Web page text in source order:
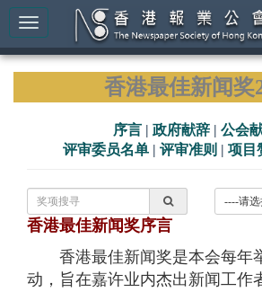
香港最佳新闻奖
序言 | 政府献辞 | 公会
评审委员名单 | 评审准则 | 项目
香港最佳新闻奖序言
香港最佳新闻奖是本会每年
动，旨在嘉许业内杰出新闻工作